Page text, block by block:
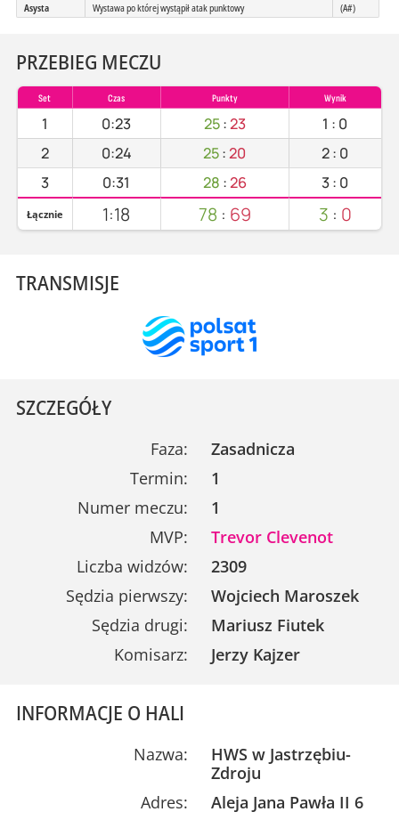
Asysta
Wystawa po której wystąpił atak punktowy (A#)
PRZEBIEG MECZU
Set Czas Punkty Wynik
1 0:23 25:23 1 : 0
2
0:24 25:20 2: 0
3
0:31 28 :26 3: 0
Łącznie 1:18 78 : 69 3 : 0
TRANSMISJE
SZCZEGÓŁY
Faza:
Zasadnicza
Termin:
1
Numer meczu:
1
MVP:
Trevor Clevenot
Liczba widzów:
2309
Sędzia pierwszy:
Wojciech Maroszek
Sędzia drugi:
Mariusz Fiutek
Komisarz:
Jerzy Kajzer
INFORMACJE O HALI
Nazwa:
HWS w Jastrzębiu-
Zdroju
Adres:
Aleja Jana Pawła II 6